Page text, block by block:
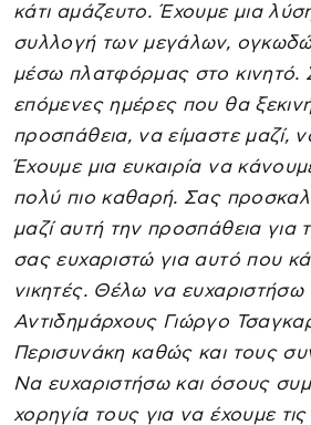
κάτι αμάζευτο. Έχουμε μια
συλλογή των μεγάλων,
μέσω πλατφόρμας στο κινητό.
επόμενες ημέρες που θα
προσπάθεια, να είμαστε μαζί,
Έχουμε μια ευκαιρία να
πολύ πιο καθαρή. Σας
μαζί αυτή την προσπάθεια για
σας ευχαριστώ για αυτό που
νικητές. Θέλω να ευχαριστήσω
Αντιδημάρχους Γιώργο
Περισυνάκη καθώς και τους
Να ευχαριστήσω και όσους
χορηγία τους για να έχουμε